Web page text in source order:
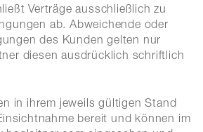
Verträge ausschließlich zu
ab. Abweichende oder
des Kunden gelten nur
diesen ausdrücklich schriftlich
in ihrem jeweils gültigen Stand
bereit und können im